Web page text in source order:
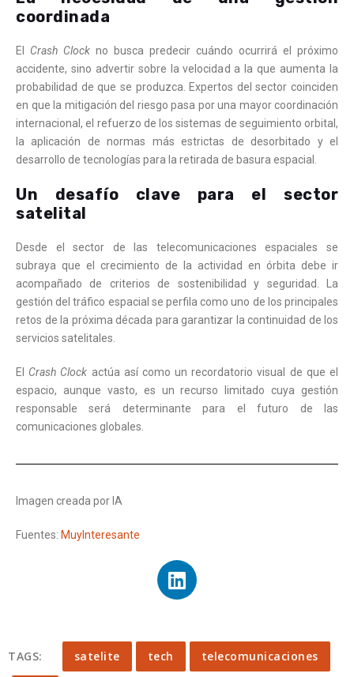
coordinada
El Crash Clock no busca predecir cuándo ocurrirá el próximo
accidente, sino advertir sobre la velocidad a la que aumenta la
probabilidad de que se produzca. Expertos del sector coinciden
en que la mitigación del riesgo pasa por una mayor coordinación
internacional, el refuerzo de los sistemas de seguimiento orbital,
la aplicación de normas más estrictas de desorbitado y el
desarrollo de tecnologías para la retirada de basura espacial.
Un desafío clave para el sector
satelital
Desde el sector de las telecomunicaciones espaciales se
subraya que el crecimiento de la actividad en órbita debe ir
acompañado de criterios de sostenibilidad y seguridad. La
gestión del tráfico espacial se perfila como uno de los principales
retos de la próxima década para garantizar la continuidad de los
servicios satelitales.
El Crash Clock actúa así como un recordatorio visual de que el
espacio, aunque vasto, es un recurso limitado cuya gestión
responsable será determinante para el futuro de las
comunicaciones globales.
Imagen creada por IA
Fuentes: MuyInteresante
TAGS: satelite tech telecomunicaciones